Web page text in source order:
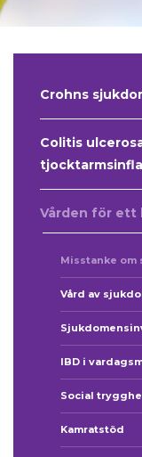
Crohns
Colitis
Vården för ett
Misstanke om
Vård av
IBD i
Social
Kamratstöd